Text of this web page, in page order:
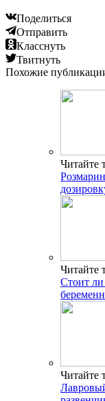
Поделиться
Отправить
Класснуть
Твитнуть
Похожие
Читайте
Читайте
Стоит ли
Читайте